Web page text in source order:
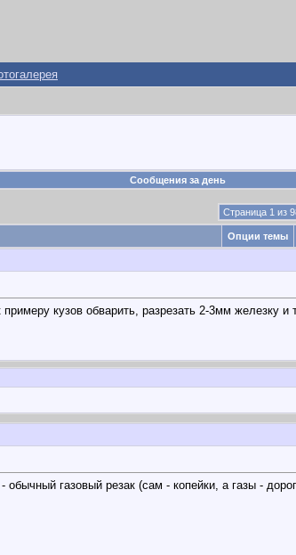
Сообщения за день
Страница 1 из
Опции темы
кузов обварить, разрезать 2-3мм железку
газовый резак (сам - копейки, а газы -